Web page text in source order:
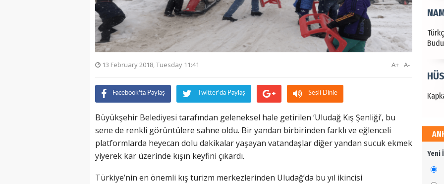
13 February 2018, Tuesday 11:41 A-
A+
Facebook'ta Paylaş Twitter'da Paylaş Sesli Dinle
Büyükşehir Belediyesi tarafından geleneksel hale getirilen ‘Uludağ Kış Şenliği’, bu
sene de renkli görüntülere sahne oldu. Bir yandan birbirinden farklı ve eğlenceli
platformlarda heyecan dolu dakikalar yaşayan vatandaşlar diğer yandan sucuk ekmek
yiyerek kar üzerinde kışın keyfini çıkardı.
Türkiye’nin en önemli kış turizm merkezlerinden Uludağ’da bu yıl ikincisi
Yeni